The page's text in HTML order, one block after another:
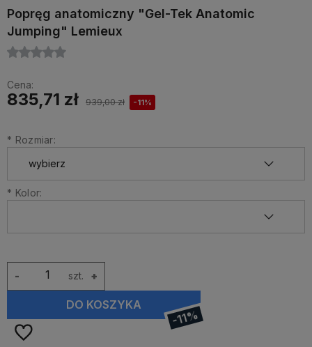
Popręg anatomiczny "Gel-Tek Anatomic
Jumping" Lemieux
Cena:
835,71 zł 939,00 zł -11%
* Rozmiar:
* Kolor:
szt. +
-
DO KOSZYKA
-11%